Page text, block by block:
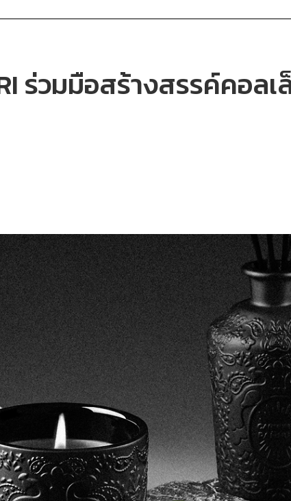
ร่วมมือสร้างสรรค์คอล